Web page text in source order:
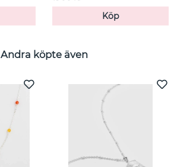
Köp
Andra köpte även